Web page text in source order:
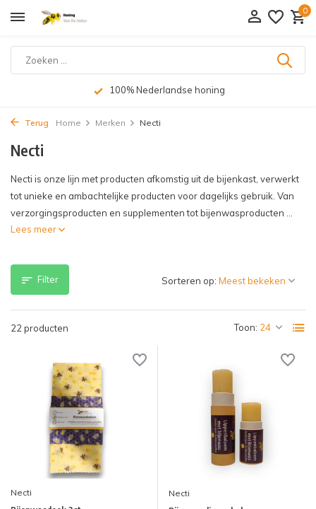
0
100% Nederlandse honing
Terug Home Merken Necti
Necti
Necti is onze lijn met producten afkomstig uit de bijenkast, verwerkt
tot unieke en ambachtelijke producten voor dagelijks gebruik. Van
verzorgingsproducten en supplementen tot bijenwasproducten ...
Lees meer
Filter
22 producten Toon:
Sorteren op:
Necti Necti